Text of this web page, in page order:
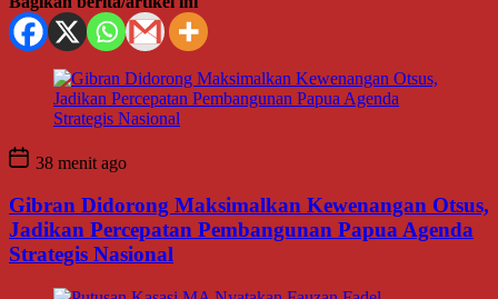
38 menit ago
Gibran Didorong Maksimalkan Kewenangan Otsus,
Jadikan Percepatan Pembangunan Papua Agenda
Strategis Nasional